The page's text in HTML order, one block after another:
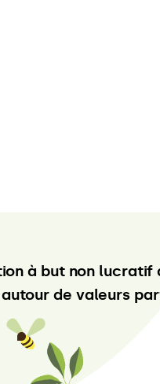
à but non lucratif
de valeurs